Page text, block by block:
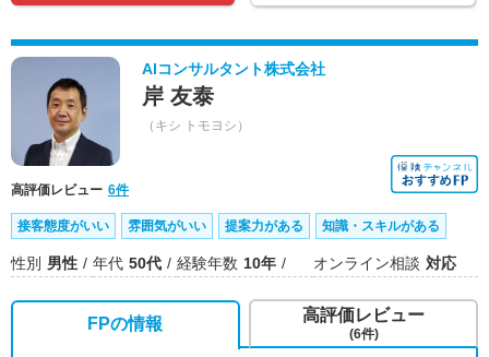
AIコンサルタント株式会社
岸 友泰
（キシ トモヨシ）
高評価レビュー 6件
接客態度がいい 雰囲気がいい 提案力がある 知識・スキルがある
性別 男性 年代 50代 経験年数 10年 オンライン相談 対応
FPの情報 高評価レビュー
(6件)